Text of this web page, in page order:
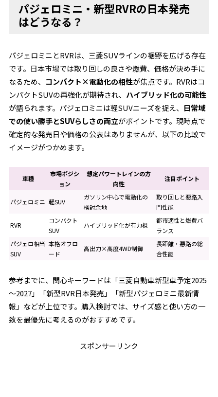
パジェロミニ・新型RVRの日本発売
はどうなる？
パジェロミニとRVRは、三菱SUVラインの裾野を広げる存在
です。日本市場では取り回しの良さや燃費、価格が決め手に
なるため、 コンパクト×電動化の相性が焦点です。RVRはコ
ンパクトSUVの再強化が期待され、 ハイブリッド化の可能性
が語られます。パジェロミニは軽SUVニーズを捉え、 日常域
での使い勝手とSUVらしさの両立がポイントです。現時点で
確定的な発売日や価格の公表はありませんが、以下の比較で
イメージがつかめます。
車種
市場ポジシ
ョン
想定パワートレインの方
向性
注目ポイント
パジェロミニ 軽SUV
ガソリン中心で電動化の
検討余地
取り回しと悪路入
門性能
RVR
コンパクト
SUV
ハイブリッド化が有力視
都市適性と燃費バ
ランス
パジェロ相当
SUV
本格オフロ
ード
高出力×高度4WD制御
長距離・悪路の総
合性能
参考までに、関心キーワードは「三菱自動車新型車予定2025
～2027」「新型RVR日本発売」「新型パジェロミニ最新情
報」などが上位です。購入検討では、サイズ感と使い方の一
致を最優先に考えるのがおすすめです。
スポンサーリンク